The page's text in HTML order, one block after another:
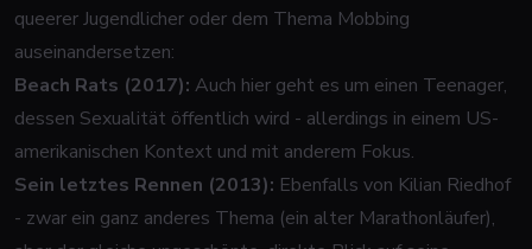
queerer Jugendlicher oder dem Thema Mobbing
auseinandersetzen:
Beach Rats (2017): Auch hier geht es um einen Teenager,
dessen Sexualität öffentlich wird - allerdings in einem US-
amerikanischen Kontext und mit anderem Fokus.
Sein letztes Rennen (2013): Ebenfalls von Kilian Riedhof
- zwar ein ganz anderes Thema (ein alter Marathonläufer),